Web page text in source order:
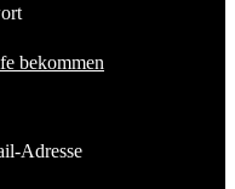
bekommen
Adresse